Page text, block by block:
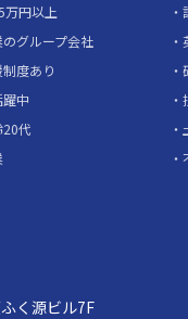
万円以上
のグループ会社
度あり
中
代
く源ビル7F